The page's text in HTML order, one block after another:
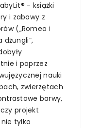
- książki
i zabawy z
(„Romeo i
dżungli”,
i poprzez
nauki
zwierzętach
barwy,
projekt
tylko